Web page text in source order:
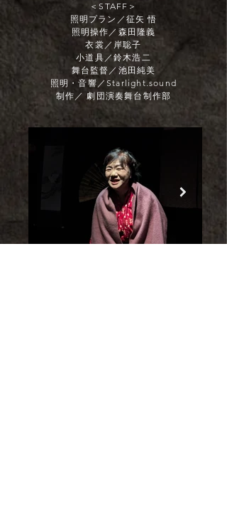
＜STAFF＞
照明プラン／征矢 悟
照明操作／森田隆義
衣裳／岸聡子
小道具／鈴木浩二
舞台監督／池田純美
照明・音響／Starlight.sound
制作／ 劇団演奏舞台制作部